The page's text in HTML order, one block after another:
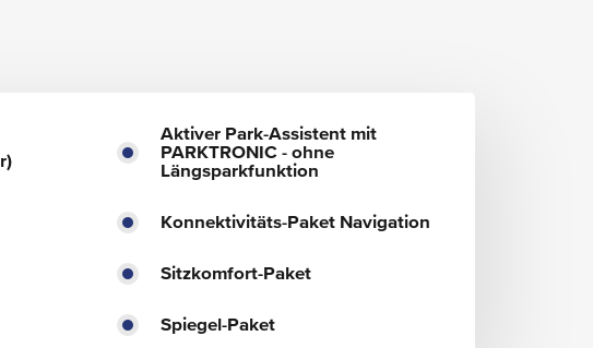
Aktiver Park-Assistent mit
PARKTRONIC - ohne
Längsparkfunktion
Konnektivitäts-Paket Navigation
Sitzkomfort-Paket
Spiegel-Paket